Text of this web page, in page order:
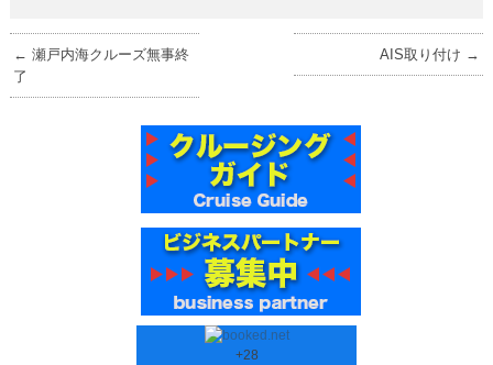
← 瀬戸内海クルーズ無事終
了
AIS取り付け →
+28